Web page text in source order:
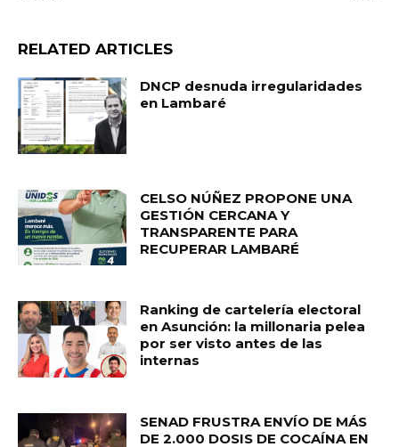
RELATED ARTICLES
DNCP desnuda irregularidades
en Lambaré
CELSO NÚÑEZ PROPONE UNA
GESTIÓN CERCANA Y
TRANSPARENTE PARA
RECUPERAR LAMBARÉ
Ranking de cartelería electoral
en Asunción: la millonaria pelea
por ser visto antes de las
internas
SENAD FRUSTRA ENVÍO DE MÁS
DE 2.000 DOSIS DE COCAÍNA EN